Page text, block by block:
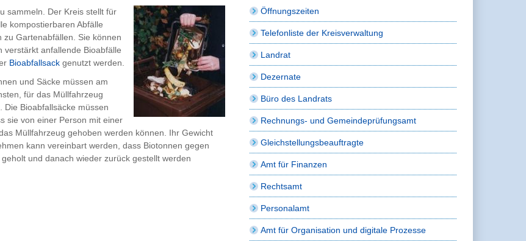
sammeln. Der Kreis stellt für
kompostierbaren Abfälle
Gartenabfällen. Sie können
verstärkt anfallende Bioabfälle
Bioabfallsack genutzt werden.
und Säcke müssen am
für das Müllfahrzeug
Bioabfallsäcke müssen
sie von einer Person mit einer
Müllfahrzeug gehoben werden können. Ihr Gewicht
kann vereinbart werden, dass Biotonnen gegen
und danach wieder zurück gestellt werden
Öffnungszeiten
Telefonliste der Kreisverwaltung
Landrat
Dezernate
Büro des Landrats
Rechnungs- und Gemeindeprüfungsamt
Gleichstellungsbeauftragte
Amt für Finanzen
Rechtsamt
Personalamt
Amt für Organisation und digitale Prozesse